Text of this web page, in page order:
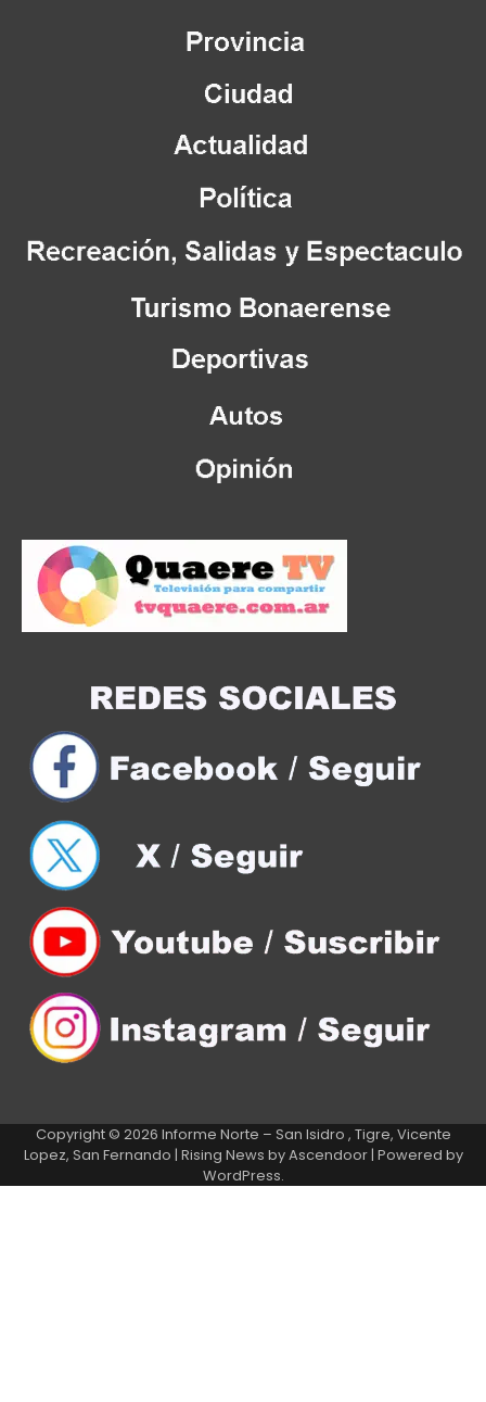
Copyright © 2026 Informe Norte – San Isidro , Tigre, Vicente
Lopez, San Fernando | Rising News byAscendoor| Powered by
WordPress.